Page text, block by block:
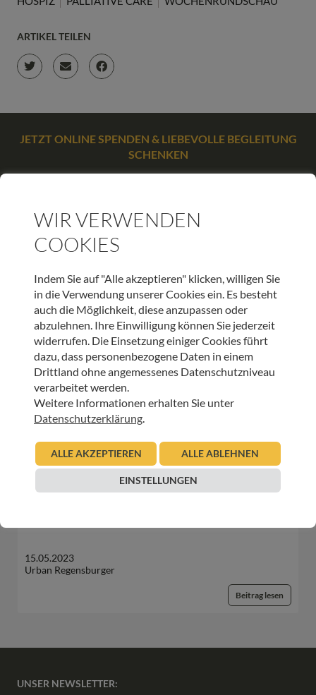
ARTIKEL TEILEN
JETZT ONLINE SPENDEN & LIEBEVOLLE BEGLEITUNG
SCHENKEN
HOSPIZ WELTWEIT
Sterbeverfügung und Assistierter Suizid: Die
Perspektive von HOSPIZ ÖSTERREICH und der
Österreichischen Palliativgesellschaft (OPG)
05.11.2025
Urban Regensburger
15.05.2023
Urban Regensburger
Beitrag lesen
UNSER NEWSLETTER:
WIR VERWENDEN
COOKIES
Indem Sie auf "Alle akzeptieren" klicken, willigen Sie
in die Verwendung unserer Cookies ein. Es besteht
auch die Möglichkeit, diese anzupassen oder
abzulehnen. Ihre Einwilligung können Sie jederzeit
widerrufen. Die Einsetzung einiger Cookies führt
dazu, dass personenbezogene Daten in einem
Drittland ohne angemessenes Datenschutzniveau
verarbeitet werden.
Weitere Informationen erhalten Sie unter
Datenschutzerklärung
ALLE AKZEPTIEREN ALLE ABLEHNEN
EINSTELLUNGEN